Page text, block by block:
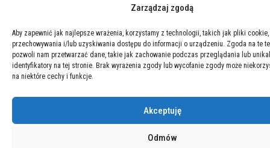
Zarządzaj zgodą
Aby zapewnić jak najlepsze wrażenia, korzystamy z technologii, takich jak pliki
przechowywania i/lub uzyskiwania dostępu do informacji o urządzeniu. Zgoda na te
pozwoli nam przetwarzać dane, takie jak zachowanie podczas przeglądania lub
identyfikatory na tej stronie. Brak wyrażenia zgody lub wycofanie zgody może
na niektóre cechy i funkcje.
Akceptuję
Odmów